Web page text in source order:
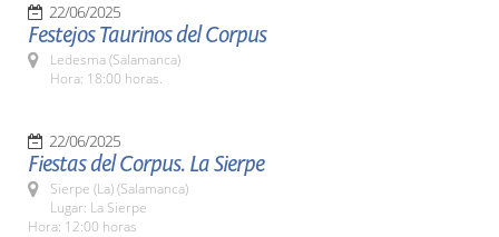
22/06/2025
Festejos Taurinos del Corpus
Ledesma (Salamanca)
Hora: 18:00 horas.
22/06/2025
Fiestas del Corpus. La Sierpe
Sierpe (La) (Salamanca)
Lugar: La Sierpe
Hora: 12:00 horas